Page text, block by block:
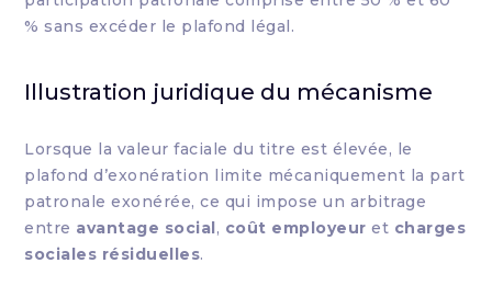
% sans excéder le plafond légal.
Illustration juridique du mécanisme
Lorsque la valeur faciale du titre est élevée, le
plafond d’exonération limite mécaniquement la part
patronale exonérée, ce qui impose un arbitrage
entre avantage social, coût employeur et charges
sociales résiduelles.